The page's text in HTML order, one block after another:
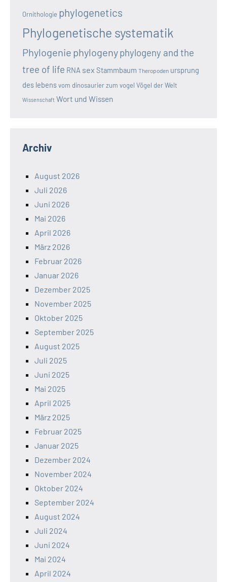
Ornithologie phylogenetics
Phylogenetische systematik
Phylogenie phylogenyphylogeny and the
tree of life RNA sex Stammbaum Theropoden ursprung
des lebensvom dinosaurier zum vogel Vögel der Welt
Wissenschaft Wort und Wissen
Archiv
August 2026
Juli 2026
Juni 2026
Mai 2026
April 2026
März 2026
Februar 2026
Januar 2026
Dezember 2025
November 2025
Oktober 2025
September 2025
August 2025
Juli 2025
Juni 2025
Mai 2025
April 2025
März 2025
Februar 2025
Januar 2025
Dezember 2024
November 2024
Oktober 2024
September 2024
August 2024
Juli 2024
Juni 2024
Mai 2024
April 2024